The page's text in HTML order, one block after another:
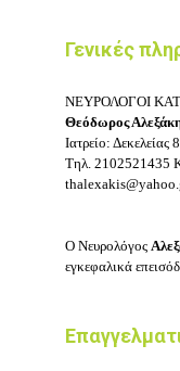
Γενικές
ΝΕΥΡΟΛΟΓΟΙ
Θεόδωρος
Ιατρείο:
Τηλ. 2102521435
Ο Νευρολόγος
εγκεφαλικά